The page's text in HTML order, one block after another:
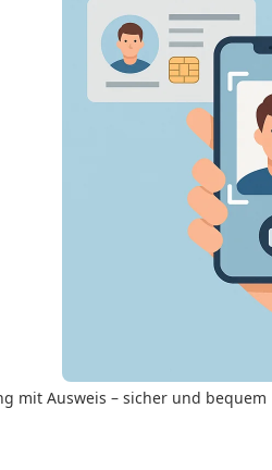
mit Ausweis – sicher und bequem